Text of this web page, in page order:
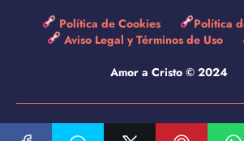
Política de Cookies
Política
Aviso Legal y Términos de Uso
Amor a Cristo © 2024